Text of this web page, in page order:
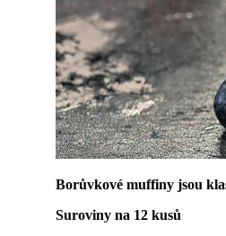
Borůvkové muffiny jsou
Suroviny na 12 kusů